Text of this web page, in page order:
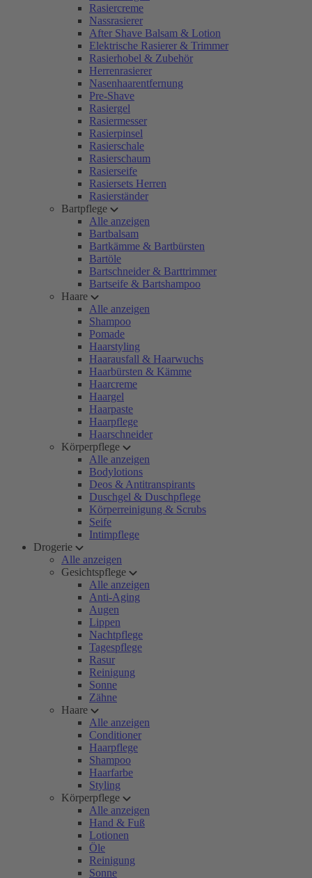
Rasiercreme
Nassrasierer
After Shave Balsam & Lotion
Elektrische Rasierer & Trimmer
Rasierhobel & Zubehör
Herrenrasierer
Nasenhaarentfernung
Pre-Shave
Rasiergel
Rasiermesser
Rasierpinsel
Rasierschale
Rasierschaum
Rasierseife
Rasiersets Herren
Rasierständer
Bartpflege
Alle anzeigen
Bartbalsam
Bartkämme & Bartbürsten
Bartöle
Bartschneider & Barttrimmer
Bartseife & Bartshampoo
Haare
Alle anzeigen
Shampoo
Pomade
Haarstyling
Haarausfall & Haarwuchs
Haarbürsten & Kämme
Haarcreme
Haargel
Haarpaste
Haarpflege
Haarschneider
Körperpflege
Alle anzeigen
Bodylotions
Deos & Antitranspirants
Duschgel & Duschpflege
Körperreinigung & Scrubs
Seife
Intimpflege
Drogerie
Alle anzeigen
Gesichtspflege
Alle anzeigen
Anti-Aging
Augen
Lippen
Nachtpflege
Tagespflege
Rasur
Reinigung
Sonne
Zähne
Haare
Alle anzeigen
Conditioner
Haarpflege
Shampoo
Haarfarbe
Styling
Körperpflege
Alle anzeigen
Hand & Fuß
Lotionen
Öle
Reinigung
Sonne